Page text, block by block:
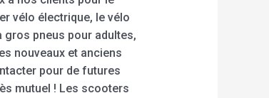
vélo électrique, le vélo
gros pneus pour adultes,
nouveaux et anciens
pour de futures
mutuel ! Les scooters